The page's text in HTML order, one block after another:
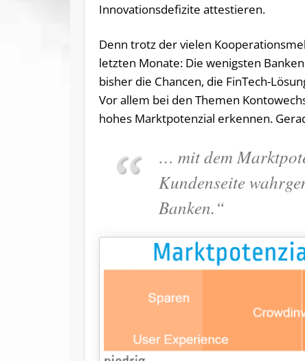
Innovationsdefizite attestieren.
Denn trotz der vielen
letzten Monate: Die wenigsten
bisher die Chancen, die FinTech-
Vor allem bei den Themen
hohes Markt­po­ten­zial erkennen.
… mit dem
Kundenseite
Banken.“